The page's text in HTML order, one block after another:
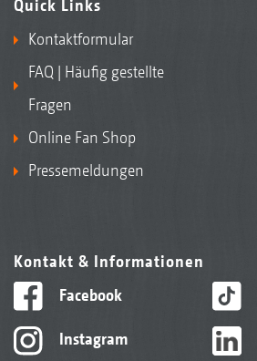
Quick Links
Kontaktformular
FAQ | Häufig gestellte
Fragen
Online Fan Shop
Pressemeldungen
Kontakt & Informationen
Facebook
Instagram